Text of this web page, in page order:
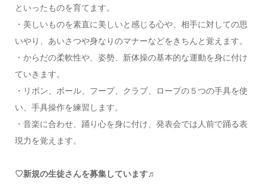
といったものを育てます。
・美しいものを素直に美しいと感じる心や、相手に対しての思
いやり、あいさつや身なりのマナーなどをきちんと覚えます。
・からだの柔軟性や、姿勢、新体操の基本的な運動を身に付け
ていきます。
・リボン、ボール、フープ、クラブ、ロープの５つの手具を使
い、手具操作を練習します。
・音楽に合わせ、踊り心を身に付け、発表会では人前で踊る表
現力を覚えます。
♡新規の生徒さんを募集しています♬